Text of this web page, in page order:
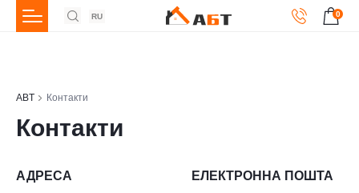
RU 0
ABT Контакти
Контакти
АДРЕСА ЕЛЕКТРОННА ПОШТА